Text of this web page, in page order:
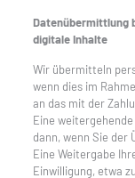
Datenübermittlung
digitale Inhalte
Wir übermitteln
wenn dies im
an das mit der
Eine
dann, wenn Sie
Eine Weitergabe
Einwilligung, etwa